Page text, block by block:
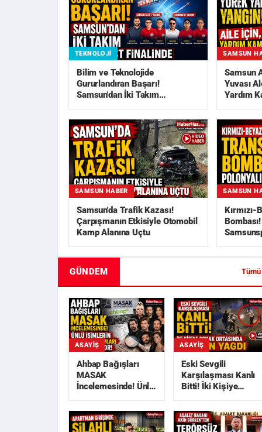
TEKNOLOJI
Bilim ve Teknolojide
Gururlandıran Başarı!
Samsun'dan İki Takım
SAMSUN
Samsun
Yuvası
Yardım
SAMSUN HABER
Samsun'da Trafik Kazası!
Çarpışmanın Etkisiyle Otomobil
Kamp Alanına Uçtu
SAMSUN
GÜNDEM
ASAYIŞ
Ahbap Bağışları
MASAK
İncelemesinde! Ünlü
Yardımları
Araştırılı...
ASAYIŞ
Eski Sevgili
Karşılaşması Kanlı
Bitti! İki Kişiye
Kurşun Yağdı